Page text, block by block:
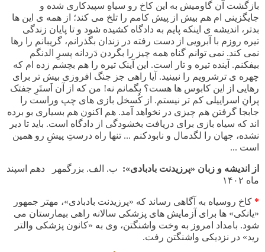
بازگشت آن گاومیش به این کاخ رو سیاهِ سپیدکاری شده و
جایگزینی ام هم بیش از پیش کامم را تلخ می کند؛ از همه ی این ها
بدتر، اندیشه ی اینکه پایم به دادگاه کشیده شود و تا پایان زندگی
تیره روزم با آبرویی از دست رفته در زندان بگذرانم، گریبانم را رها
نمی کند. نمی توانم گناه همه چیز را بگردن دَردانه پسرِ الدنگم
بیفکنم. آینده تیره و تار است. این آینک تیره را هم بچشم زده ام که
چهره ی ترشرویم را نبینید. آیا راهی جز جنگ افروزی بیش تر برای
رهایی از این کابوس ها هست؟ بگمانم نه! من که از آن اَستَرِ جفتک
پرانِ اسراییلی کم تر نیستم. از کُسخل بازی های چپ وراست را
جابجا گرفتن هم چیزی در نخواهد آمد. هم اکنون هم بسیاری بو برده
اند که سیاه بازی برای دریافت بخشودگی از دادگاه است. باید تا دیر
نشده، جهان را لگدمال و نابودکنم ... تنها راه درستِ پیشِ رو همین
است ...
از اندیشه و زبان «پرزیدنت بادبادی»: ب. الف. بزرگمهر دهم اسپند
ماه ۱۴۰۲
* کاخ روسیاه به آگاهی رساند که «پرزیدنت بادبادی»، مهتر جمهور
«یانکی» ها برای آزمایش های پزشکی سالانه راهی بیمارستان می
شود. بامداد امروز به وخت واشنگتن، وی به «کانون پزشکی والتر
رید» در نزدیکی واشنگتن رفت.